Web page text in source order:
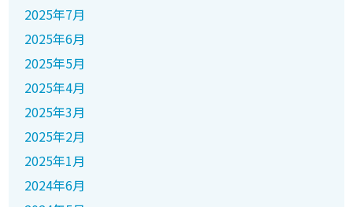
2025年7月
2025年6月
2025年5月
2025年4月
2025年3月
2025年2月
2025年1月
2024年6月